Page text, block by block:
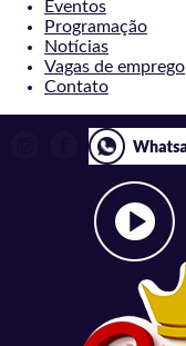
Eventos
Programação
Notícias
Vagas de emprego
Contato